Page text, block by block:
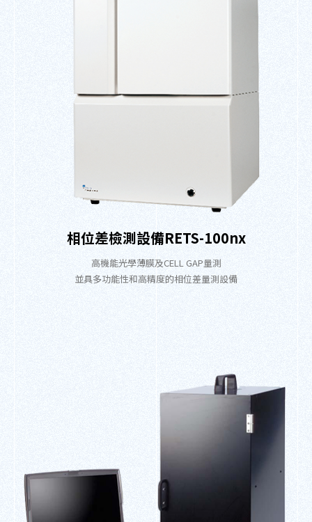
相位差檢測設備RETS-100nx
高機能光學薄膜及CELL GAP量測
並具多功能性和高精度的相位差量測設備